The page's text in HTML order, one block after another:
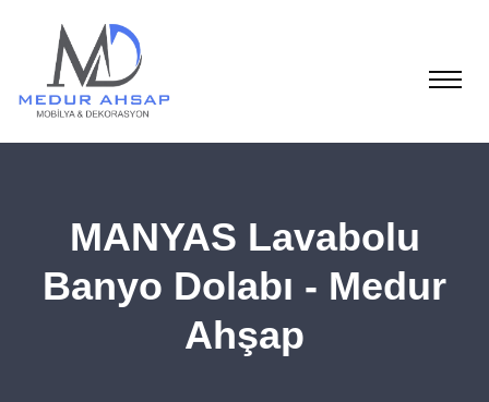
MANYAS Lavabolu
Banyo Dolabı - Medur
Ahşap